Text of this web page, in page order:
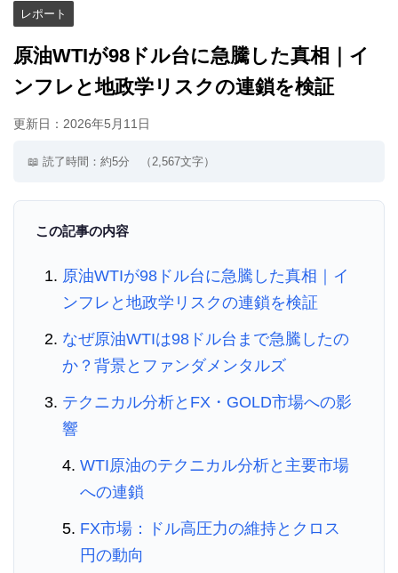
レポート
原油WTIが98ドル台に急騰した真相｜イ
ンフレと地政学リスクの連鎖を検証
更新日： 2026年5月11日
📖 読了時間：約5分 （2,567文字）
この記事の内容
原油WTIが98ドル台に急騰した真相｜イ
ンフレと地政学リスクの連鎖を検証
なぜ原油WTIは98ドル台まで急騰したの
か？背景とファンダメンタルズ
テクニカル分析とFX・GOLD市場への影
響
WTI原油のテクニカル分析と主要市場
への連鎖
FX市場：ドル高圧力の維持とクロス
円の動向